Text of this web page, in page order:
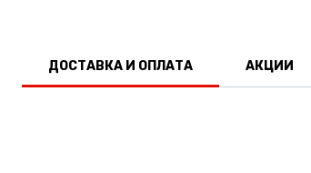
ДОСТАВКА И ОПЛАТА АКЦИИ